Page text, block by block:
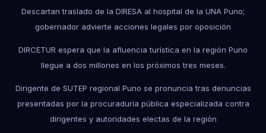
Descartan traslado de la DIRESA al hospital de la UNA Puno;
gobernador advierte acciones legales por oposición
DIRCETUR espera que la afluencia turística en la región Puno
llegue a dos millones en los próximos tres meses.
Dirigente de SUTEP regional Puno se pronuncia tras denuncias
presentadas por la procuraduría pública especializada contra
dirigentes y autoridades electas de la región